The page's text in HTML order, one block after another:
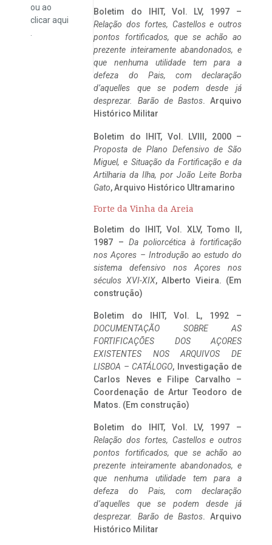
ou ao
clicaraqui
Boletim do IHIT, Vol. LV, 1997 –
Relação dos fortes, Castellos e outros
pontos fortificados, que se achão ao
prezente inteiramente abandonados, e
que nenhuma utilidade tem para a
defeza do Pais, com declaração
d’aquelles que se podem desde já
desprezar. Barão de Bastos. Arquivo
Histórico Militar
Boletim do IHIT, Vol. LVIII, 2000 –
Proposta de Plano Defensivo de São
Miguel, e Situação da Fortificação e da
Artilharia da Ilha, por João Leite Borba
Gato, Arquivo Histórico Ultramarino
Forte da Vinha da Areia
Boletim do IHIT, Vol. XLV, Tomo II,
1987 – Da poliorcética à fortificação
nos Açores – Introdução ao estudo do
sistema defensivo nos Açores nos
séculos XVI-XIX, Alberto Vieira. (Em
construção)
Boletim do IHIT, Vol. L, 1992 –
DOCUMENTAÇÃO SOBRE AS
FORTIFICAÇÕES DOS AÇORES
EXISTENTES NOS ARQUIVOS DE
LISBOA – CATÁLOGO, Investigação de
Carlos Neves e Filipe Carvalho –
Coordenação de Artur Teodoro de
Matos. (Em construção)
Boletim do IHIT, Vol. LV, 1997 –
Relação dos fortes, Castellos e outros
pontos fortificados, que se achão ao
prezente inteiramente abandonados, e
que nenhuma utilidade tem para a
defeza do Pais, com declaração
d’aquelles que se podem desde já
desprezar. Barão de Bastos. Arquivo
Histórico Militar